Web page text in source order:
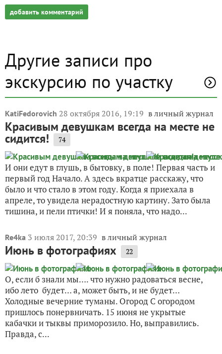
добавить комментарий
Другие записи про
экскурсию по участку
KatiFedorovich 28 октября 2016, 19:19 в личный журнал
Красивым девушкам всегда на месте не
сидится! 74
И они едут в глушь, в бытовку, в поле! Первая часть и
первый год Начало. А здесь вкратце расскажу, что
было и что стало в этом году. Когда я приехала в
апреле, то увидела нерадостную картину. Зато была
тишина, и пели птички! И я поняла, что надо...
Re4ka 3 июля 2017, 20:39 в личный журнал
Июнь в фотографиях 22
О, если б знали мы…. что нужно радоваться весне,
ибо лето будет… а, может быть, и не будет…
Холодные вечерние туманы. Огород С огородом
пришлось понервничать. 15 июня не укрытые
кабачки и тыквы приморозило. Но, выправились.
Правда, с...